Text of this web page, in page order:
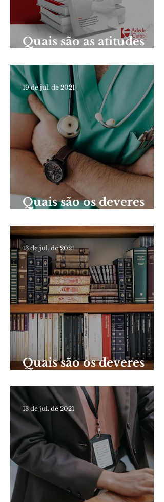
Quais são as atitudes
públicos?
Quais são os deveres
públicos?
19 de jul. de 2021
Quais são os deveres
servidores públicos?
13 de jul. de 2021
13 de jul. de 2021